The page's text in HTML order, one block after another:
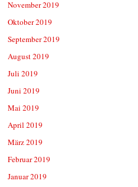
November 2019
Oktober 2019
September 2019
August 2019
Juli 2019
Juni 2019
Mai 2019
April 2019
März 2019
Februar 2019
Januar 2019